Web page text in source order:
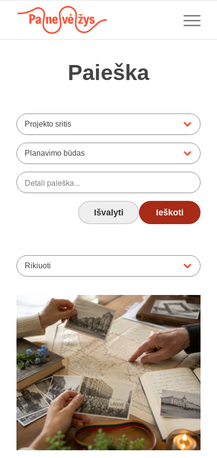
Paieška
Projekto sritis
Planavimo būdas
Išvalyti Ieškoti
Rikiuoti